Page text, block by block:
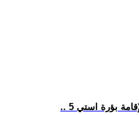
بؤرة استي